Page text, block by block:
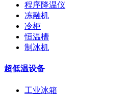
程序降温仪
冻融机
冷柜
恒温槽
制冰机
超低温设备
工业冰箱